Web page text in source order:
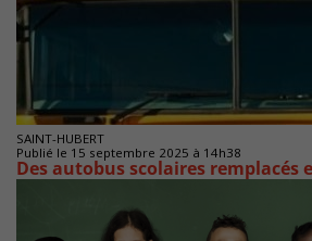
SAINT-HUBERT
Publié le 15 septembre 2025 à 14h38
Des autobus scolaires